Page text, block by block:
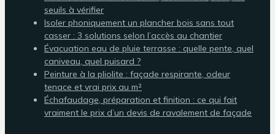
seuils à vérifier
Isoler phoniquement un plancher bois sans tout
casser : 3 solutions selon l’accès au chantier
Évacuation eau de pluie terrasse : quelle pente, quel
caniveau, quel puisard ?
Peinture à la pliolite : façade respirante, odeur
tenace et vrai prix au m²
Échafaudage, préparation et finition : ce qui fait
vraiment le prix d’un devis de ravalement de façade